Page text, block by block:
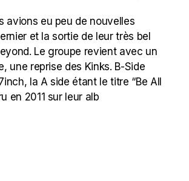
avions eu peu de nouvelles
et la sortie de leur très bel
Le groupe revient avec un
une reprise des Kinks. B-Side
la A side étant le titre “Be All
en 2011 sur leur alb